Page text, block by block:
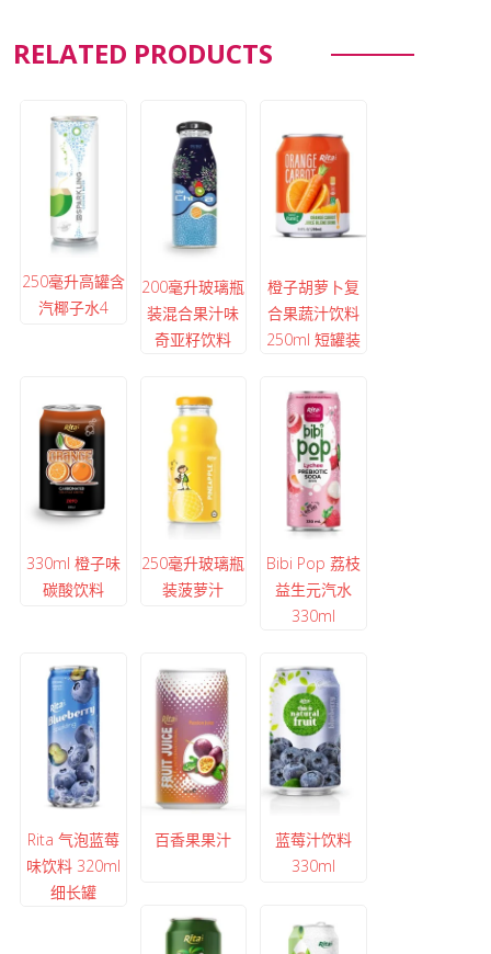
RELATED PRODUCTS
250毫升高罐含
汽椰子水4
200毫升玻璃瓶
装混合果汁味
奇亚籽饮料
橙子胡萝卜复
合果蔬汁饮料
250ml 短罐装
330ml 橙子味
碳酸饮料
250毫升玻璃瓶
装菠萝汁
Bibi Pop 荔枝
益生元汽水
330ml
Rita 气泡蓝莓
味饮料 320ml
细长罐
百香果果汁
蓝莓汁饮料
330ml